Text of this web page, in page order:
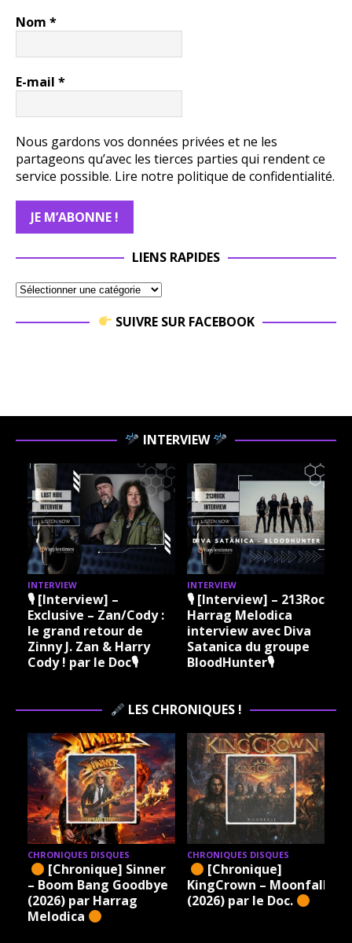
Nom *
E-mail *
Nous gardons vos données privées et ne les
partageons qu’avec les tierces parties qui rendent ce
service possible. Lire notre politique de confidentialité.
LIENS RAPIDES
SUIVRE SUR FACEBOOK
INTERVIEW
INTERVIEW
🎙 [Interview] –
Exclusive – Zan/Cody :
le grand retour de
Zinny J. Zan & Harry
Cody ! par le Doc🎙
INTERVIEW
🎙 [Interview] – 213Rock
Harrag Melodica
interview avec Diva
Satanica du groupe
BloodHunter🎙
LES CHRONIQUES !
CHRONIQUES DISQUES
[Chronique] Sinner
– Boom Bang Goodbye
(2026) par Harrag
Melodica
CHRONIQUES DISQUES
[Chronique]
KingCrown – Moonfall
(2026) par le Doc.